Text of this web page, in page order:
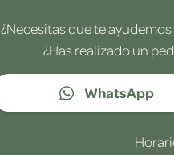
¿Necesitas que te
¿Has realizado un
WhatsApp